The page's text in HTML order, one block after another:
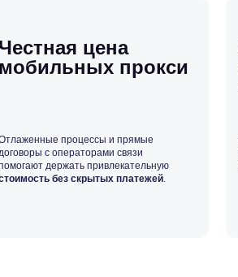
Честная цена
мобильных прокси
процессы и прямые
с операторами связи
держать привлекательную
без скрытых платежей.